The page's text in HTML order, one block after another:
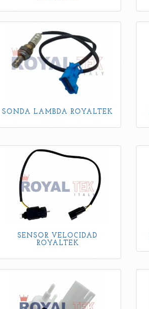
SONDA LAMBDA ROYALTEK
SENSOR VELOCIDAD
ROYALTEK